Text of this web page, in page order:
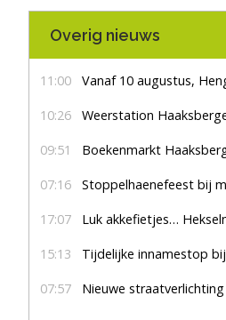
Overig nieuws
11:00 Vanaf 10 augustus, Hengelosestraat drie
10:26 Weerstation Haaksbergen:
09:51 Boekenmarkt Haaksbergen zaterdag 8
07:16 Stoppelhaenefeest bij
17:07 Luk akkefietjes…
15:13 Tijdelijke innamestop
07:57 Nieuwe straatverlichting